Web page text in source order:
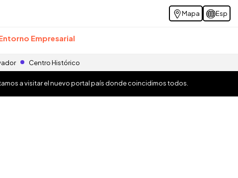
Mapa Esp
Empresarial
Centro Histórico
a visitar el nuevo portal país donde coincidimos todos.